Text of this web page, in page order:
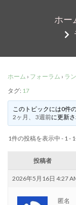
ホー
ホーム › フォーラム › ラ
タグ: 17
このトピックには0件
2ヶ月、 3週前に更新さ
1件の投稿を表示中 - 1 -
投稿者
2026年5月16日 4:27
匿名